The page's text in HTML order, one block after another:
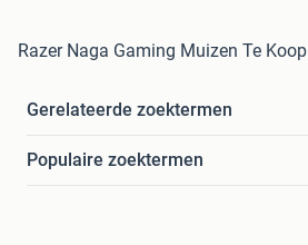
Razer Naga Gaming Muizen Te Koop
Gerelateerde zoektermen
Populaire zoektermen